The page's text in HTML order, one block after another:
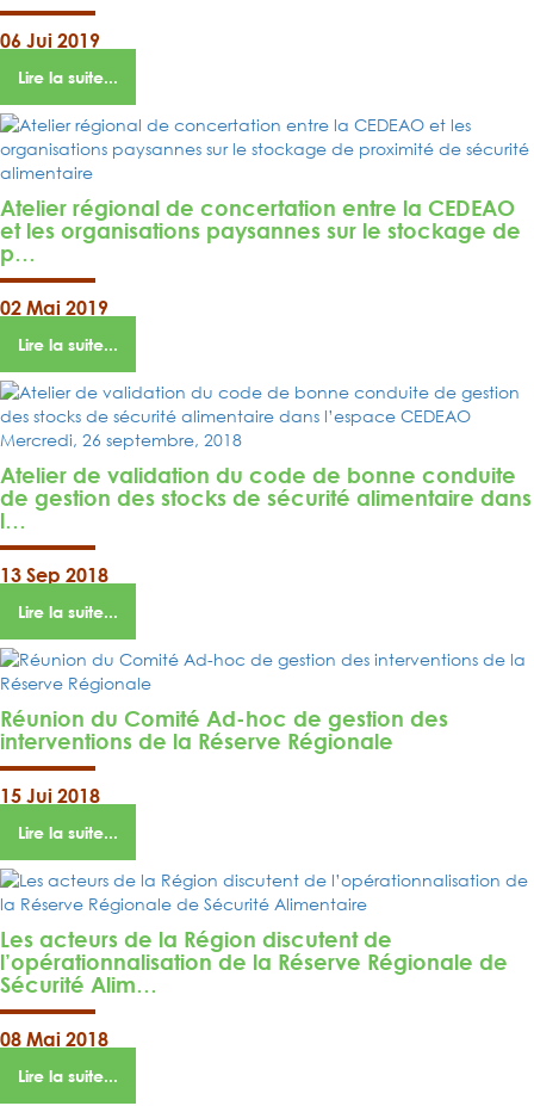
06 Jui 2019
Lire la suite...
Atelier régional de concertation entre la CEDEAO
et les organisations paysannes sur le stockage de
p…
02 Mai 2019
Lire la suite...
Atelier de validation du code de bonne conduite
de gestion des stocks de sécurité alimentaire dans
l…
13 Sep 2018
Lire la suite...
Réunion du Comité Ad-hoc de gestion des
interventions de la Réserve Régionale
15 Jui 2018
Lire la suite...
Les acteurs de la Région discutent de
l’opérationnalisation de la Réserve Régionale de
Sécurité Alim…
08 Mai 2018
Lire la suite...